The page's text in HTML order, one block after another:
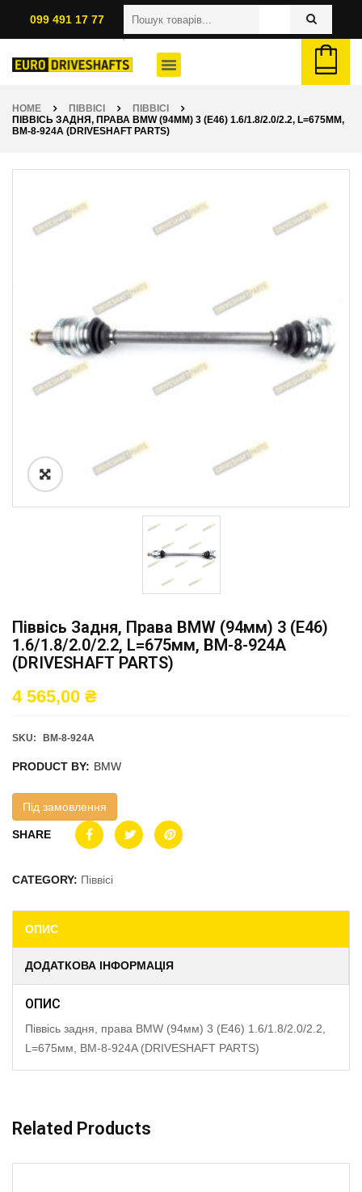
099 491 17 77
HOME ПІВВІСІ
ПІВВІСІ
ПІВВІСЬ ЗАДНЯ, ПРАВА BMW (94ММ) 3 (E46) 1.6/1.8/2.0/2.2, L=675ММ,
BM-8-924A (DRIVESHAFT PARTS)
Піввісь Задня, Права BMW (94мм) 3 (E46)
1.6/1.8/2.0/2.2, L=675мм, BM-8-924A
(DRIVESHAFT PARTS)
4 565,00 ₴
SKU: BM-8-924A
PRODUCT BY: BMW
Під замовлення
SHARE
CATEGORY: Піввісі
ОПИС
ДОДАТКОВА ІНФОРМАЦІЯ
ОПИС
Піввісь задня, права BMW (94мм) 3 (E46) 1.6/1.8/2.0/2.2,
L=675мм, BM-8-924A (DRIVESHAFT PARTS)
Related Products